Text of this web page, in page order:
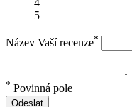
5
Název Vaší recenze*
* Povinná pole
Odeslat